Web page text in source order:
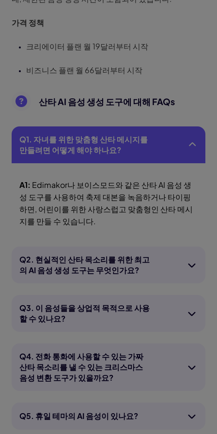
가격 정책
크리에이터 플랜 월 19달러부터 시작
비즈니스 플랜 월 66달러부터 시작
산타 AI 음성 생성 도구에 대해 FAQs
Q1. 자녀를 위한 맞춤형 산타 메시지를
만들려면 어떻게 해야 하나요?
A1: Edimakor나 보이스모드와 같은 산타 AI 음성 생
성 도구를 사용하여 축제 대본을 녹음하거나 타이핑
하면, 어린이를 위한 사랑스럽고 맞춤형인 산타 메시
지를 만들 수 있습니다.
Q2. 현실적인 산타 목소리를 위한 최고
의 AI 음성 생성 도구는 무엇인가요?
Q3. 이 음성들을 상업적 목적으로 사용
할 수 있나요?
Q4. 전화 통화에 사용할 수 있는 가짜
산타 목소리를 낼 수 있는 크리스마스
음성 변환 도구가 있을까요?
Q5. 휴일 테마의 AI 음성이 있나요?